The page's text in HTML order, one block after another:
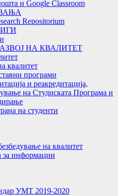
и Google Classroom
Repositorium
НА КВАЛИТЕТ
квалитет
програми
и реакредитација,
на Студиската Програма и
на студенти
на квалитет
за информации
УМТ 2019-2020